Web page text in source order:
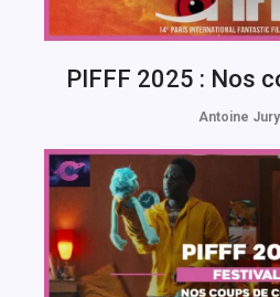
PIFFF 2025 : Nos
Antoine Jury